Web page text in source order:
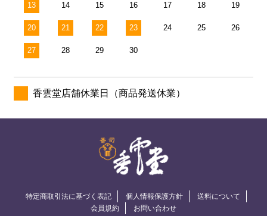
13 14 15 16 17 18 19
20 21 22 23 24 25 26
27 28 29 30
香雲堂店舗休業日（商品発送休業）
特定商取引法に基づく表記 個人情報保護方針
送料について
会員規約
お問い合わせ